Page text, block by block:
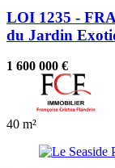
LOI 1235 -
du Jardin
1 600 000 €
40 m²